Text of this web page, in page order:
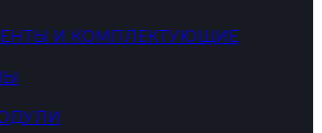
И КОМПЛЕКТУЮЩИЕ